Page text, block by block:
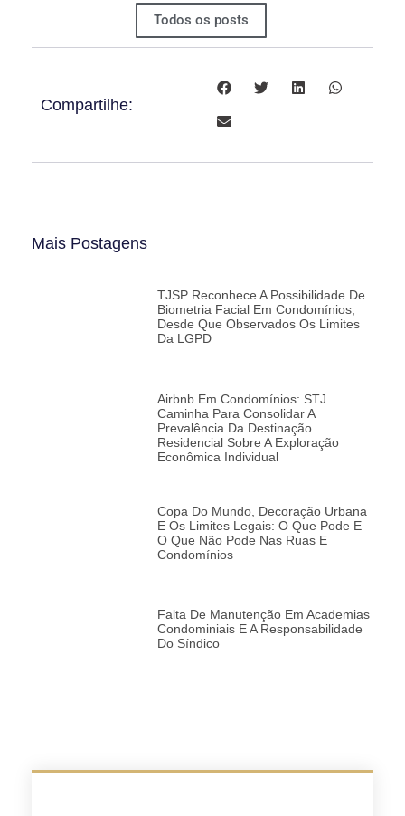
Todos os posts
Compartilhe:
Mais Postagens
TJSP Reconhece A Possibilidade De
Biometria Facial Em Condomínios,
Desde Que Observados Os Limites
Da LGPD
Airbnb Em Condomínios: STJ
Caminha Para Consolidar A
Prevalência Da Destinação
Residencial Sobre A Exploração
Econômica Individual
Copa Do Mundo, Decoração Urbana
E Os Limites Legais: O Que Pode E
O Que Não Pode Nas Ruas E
Condomínios
Falta De Manutenção Em Academias
Condominiais E A Responsabilidade
Do Síndico